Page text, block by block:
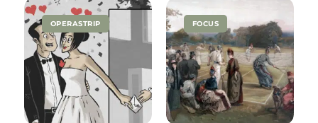
OPERASTRIP FOCUS